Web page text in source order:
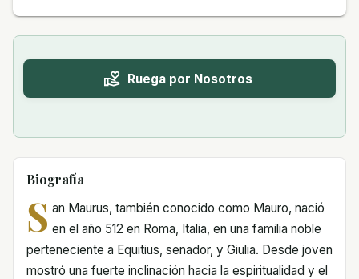
Ruega por Nosotros
Biografía
S an Maurus, también conocido como Mauro, nació
en el año 512 en Roma, Italia, en una familia noble
perteneciente a Equitius, senador, y Giulia. Desde joven
mostró una fuerte inclinación hacia la espiritualidad y el